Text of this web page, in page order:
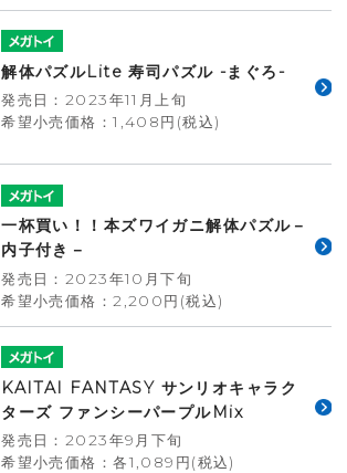
解体パズルLite 寿司パズル -まぐろ-
発売日：2023年11月上旬
希望小売価格：1,408円(税込)
一杯買い！！本ズワイガニ解体パズル－
内子付き－
発売日：2023年10月下旬
希望小売価格：2,200円(税込)
KAITAI FANTASY サンリオキャラク
ターズ ファンシーパープルMix
発売日：2023年9月下旬
希望小売価格：各1,089円(税込)